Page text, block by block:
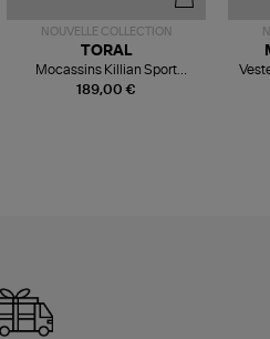
NOUVELLE COLLECTION
189,00 €
TORAL
Mocassins Killian Sport
Mousse